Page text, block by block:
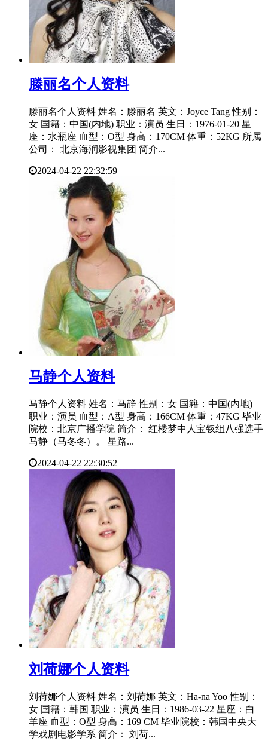
​滕丽名个人资料
滕丽名个人资料 姓名：滕丽名 英文：Joyce Tang 性别：
女 国籍：中国(内地) 职业：演员 生日：1976-01-20 星
座：水瓶座 血型：O型 身高：170CM 体重：52KG 所属
公司： 北京海润影视集团 简介...
2024-04-22 22:32:59
​马静个人资料
马静个人资料 姓名：马静 性别：女 国籍：中国(内地)
职业：演员 血型：A型 身高：166CM 体重：47KG 毕业
院校：北京广播学院 简介： 红楼梦中人宝钗组八强选手
马静（马冬冬）。 星路...
2024-04-22 22:30:52
​刘荷娜个人资料
刘荷娜个人资料 姓名：刘荷娜 英文：Ha-na Yoo 性别：
女 国籍：韩国 职业：演员 生日：1986-03-22 星座：白
羊座 血型：O型 身高：169 CM 毕业院校：韩国中央大
学戏剧电影学系 简介： 刘荷...